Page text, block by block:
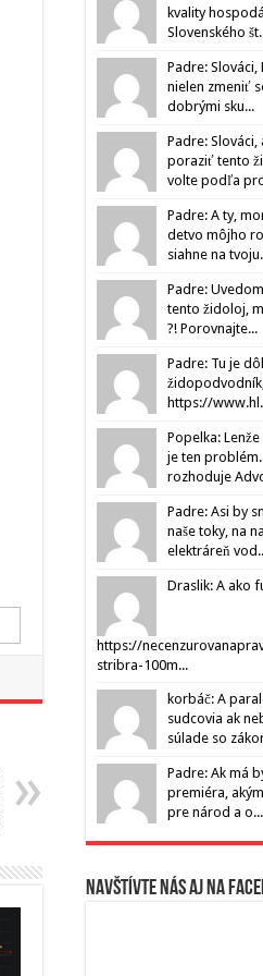
kvality
Slovenského
Padre: Slováci,
nielen zmeniť
dobrými sku...
Padre: Slováci,
poraziť tento
volte podľa
Padre: A ty,
detvo môjho
siahne na
Padre:
tento židoloj,
?! Porovnajte...
Padre: Tu je
https://
Popelka:
je ten
rozhoduje
Padre: Asi by
naše toky, na
elektráreň
Draslik: A ako
https://
stribra-100m...
korbáč: A
sudcovia ak
súlade so
Padre: Ak má
premiéra,
pre národ a o...
Navštívte nás aj na